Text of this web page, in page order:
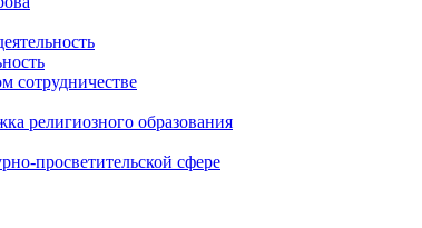
сотрудничестве
религиозного образования
просветительской сфере